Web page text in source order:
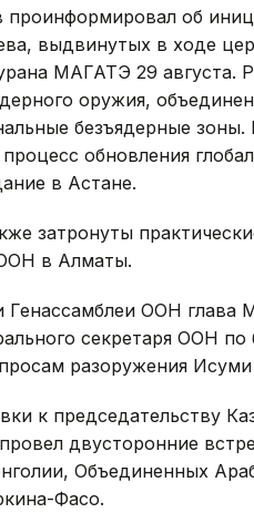
об
выдвинутых в ходе
МАГАТЭ 29 августа.
оружия,
безъядерные зоны.
обновления
в Астане.
затронуты
в Алматы.
Генассамблеи ООН глава
секретаря ООН
разоружения
к председательству
двусторонние
Объединенных
Фасо.